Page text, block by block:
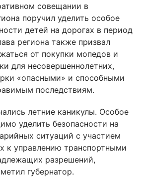
совещании в
поручил уделить особое
детей на дорогах в период
региона также призвал
от покупки мопедов и
для несовершеннолетних,
«опасными» и способными
последствиям.
летние каникулы. Особое
уделить безопасности на
ситуаций с участием
к управлению транспортными
разрешений,
губернатор.